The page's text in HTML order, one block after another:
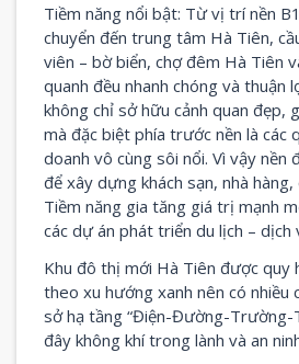
Tiềm năng nổi bật: Từ vị trí nền
chuyển đến trung tâm Hà Tiên,
viên – bờ biển, chợ đêm Hà Tiên
quanh đều nhanh chóng và thuận
không chỉ sở hữu cảnh quan đẹp,
mà đặc biệt phía trước nền là các
doanh vô cùng sôi nổi. Vì vậy nền
để xây dựng khách sạn, nhà
Tiềm năng gia tăng giá trị mạnh
các dự án phát triển du lịch – dịch
Khu đô thị mới Hà Tiên được quy
theo xu hướng xanh nên có nhiều
sở hạ tầng “Điện-Đường-Trường-
đây không khí trong lành và an